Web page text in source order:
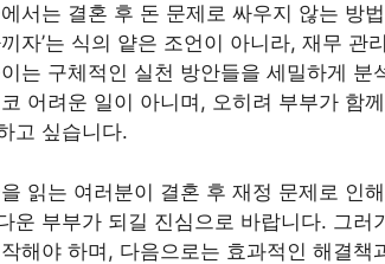
서는 결혼 후 돈 문제로 싸우지 않는 방
자’는 식의 얕은 조언이 아니라, 재무
는 구체적인 실천 방안들을 세밀하게
어려운 일이 아니며, 오히려 부부가 함
고 싶습니다.
읽는 여러분이 결혼 후 재정 문제로 인
운 부부가 되길 진심으로 바랍니다. 그
해야 하며, 다음으로는 효과적인 해결